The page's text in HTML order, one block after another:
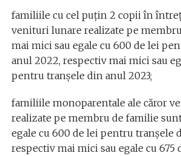
familiile cu cel puțin 2 copii în
venituri lunare realizate pe
mai mici sau egale cu 600 de lei
anul 2022, respectiv mai mici sau
pentru tranșele din anul 2023;
familiile monoparentale ale căror
realizate pe membru de familie
egale cu 600 de lei pentru tranșele
respectiv mai mici sau egale cu 675